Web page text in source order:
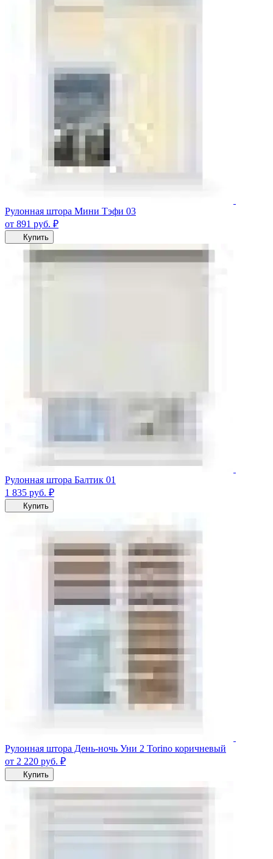
Рулонная штора Мини Тэфи 03
от 891 руб. ₽
Купить
Рулонная штора Балтик 01
1 835 руб. ₽
Купить
Рулонная штора День-ночь Уни 2 Torino коричневый
от 2 220 руб. ₽
Купить